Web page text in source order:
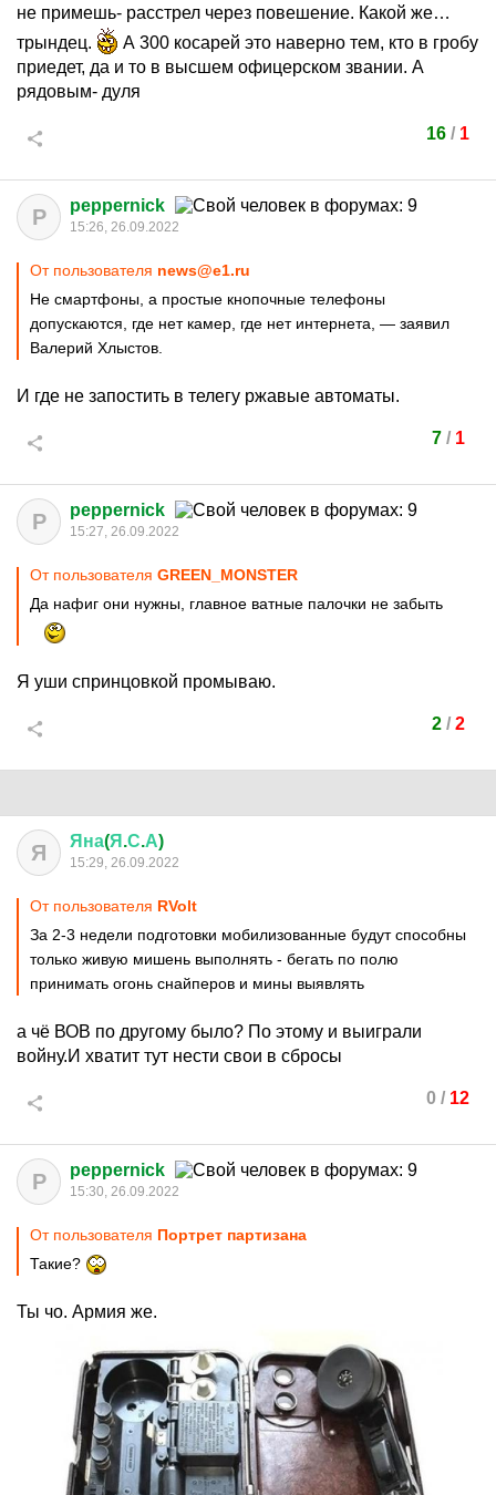
не примешь- расстрел через повешение. Какой же…
трындец.
А 300 косарей это наверно тем, кто в гробу
приедет, да и то в высшем офицерском звании. А
рядовым- дуля
16 / 1
P peppernick
15:26, 26.09.2022
От пользователя news@e1.ru
Не смартфоны, а простые кнопочные телефоны
допускаются, где нет камер, где нет интернета, — заявил
Валерий Хлыстов.
И где не запостить в телегу ржавые автоматы.
7/ 1
P peppernick
15:27, 26.09.2022
От пользователя GREEN_MONSTER
Да нафиг они нужны, главное ватные палочки не забыть
Я уши спринцовкой промываю.
2/ 2
Я Яна(Я .С.А)
15:29, 26.09.2022
От пользователя RVolt
За 2-3 недели подготовки мобилизованные будут способны
только живую мишень выполнять - бегать по полю
принимать огонь снайперов и мины выявлять
а чё ВОВ по другому было? По этому и выиграли
войну.И хватит тут нести свои в сбросы
0 / 12
P peppernick
15:30, 26.09.2022
От пользователя Портрет партизана
Такие?
Ты чо. Армия же.